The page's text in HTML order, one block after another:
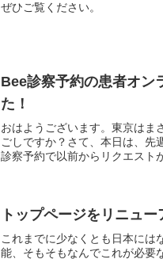
ぜひご覧ください。
Bee診察予約の患者オン
た！
おはようございます。東京はま
ごしですか？さて、本日は、先
診察予約で以前からリクエスト
トップページをリニュー
これまでに少なくとも日本には
能、そもそもなんでこれが必要